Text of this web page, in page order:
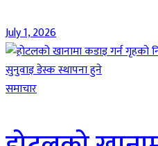
July 1, 2026
समाचार